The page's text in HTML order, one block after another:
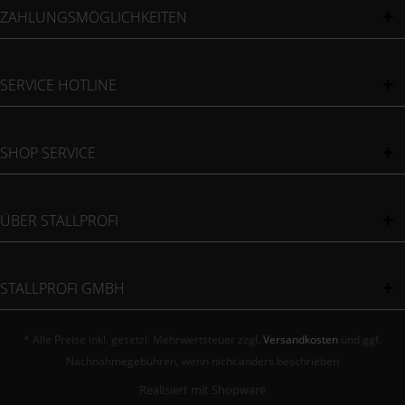
ZAHLUNGSMÖGLICHKEITEN
SERVICE HOTLINE
SHOP SERVICE
ÜBER STALLPROFI
STALLPROFI GMBH
* Alle Preise inkl. gesetzl. Mehrwertsteuer zzgl. Versandkosten und ggf.
Nachnahmegebühren, wenn nicht anders beschrieben
Realisiert mit Shopware